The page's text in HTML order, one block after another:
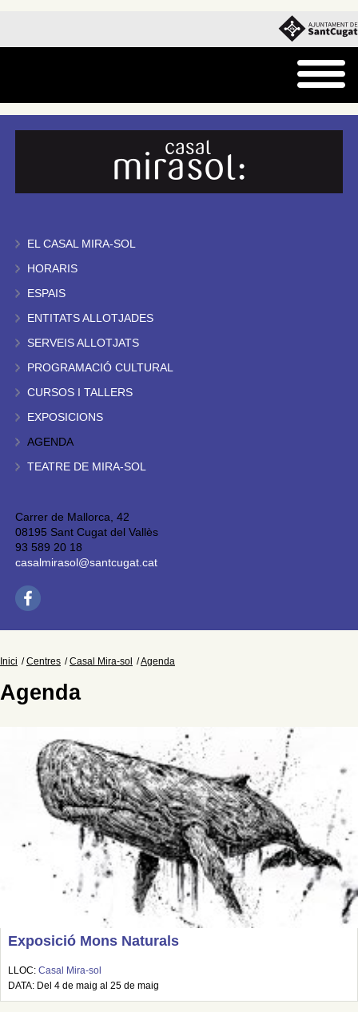
EL CASAL MIRA-SOL
HORARIS
ESPAIS
ENTITATS ALLOTJADES
SERVEIS ALLOTJATS
PROGRAMACIÓ CULTURAL
CURSOS I TALLERS
EXPOSICIONS
AGENDA
TEATRE DE MIRA-SOL
Carrer de Mallorca, 42
08195 Sant Cugat del Vallès
93 589 20 18
casalmirasol@santcugat.cat
Inici Centres Casal Mira-sol Agenda
Agenda
Exposició Mons Naturals
LLOC: Casal Mira-sol
DATA: Del 4 de maig al 25 de maig